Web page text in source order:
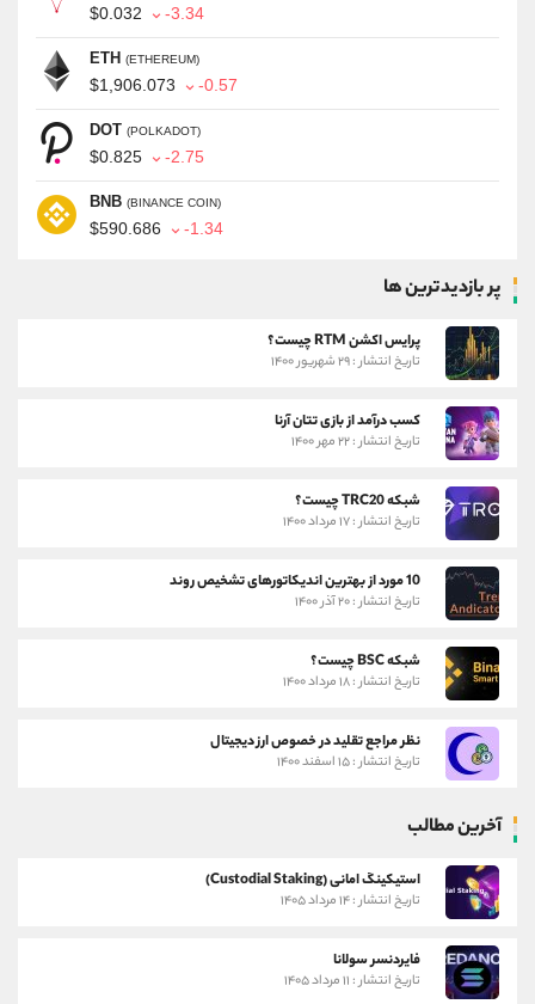
$0.032 -3.34
ETH (ETHEREUM)
$1,906.073 -0.57
DOT (POLKADOT)
$0.825 -2.75
BNB (BINANCE COIN)
$590.686 -1.34
پر بازدیدترین ها
پرایس اکشن RTM چیست؟
تاریخ انتشار : ۲۹ شهریور ۱۴۰۰
کسب درآمد از بازی تتان آرنا
تاریخ انتشار : ۲۲ مهر ۱۴۰۰
شبکه TRC20 چیست؟
تاریخ انتشار : ۱۷ مرداد ۱۴۰۰
10 مورد از بهترین اندیکاتورهای تشخیص روند
تاریخ انتشار : ۲۰ آذر ۱۴۰۰
شبکه BSC چیست؟
تاریخ انتشار : ۱۸ مرداد ۱۴۰۰
نظر مراجع تقلید در خصوص ارز دیجیتال
تاریخ انتشار : ۱۵ اسفند ۱۴۰۰
آخرین مطالب
استیکینگ امانی (Custodial Staking)
تاریخ انتشار : ۱۴ مرداد ۱۴۰۵
فایردنسر سولانا
تاریخ انتشار : ۱۱ مرداد ۱۴۰۵